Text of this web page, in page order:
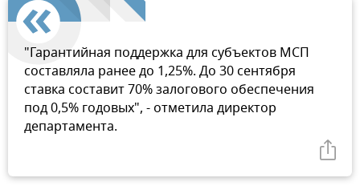
"Гарантийная поддержка для субъектов МСП
составляла ранее до 1,25%. До 30 сентября
ставка составит 70% залогового обеспечения
под 0,5% годовых", - отметила директор
департамента.